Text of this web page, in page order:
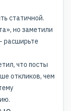
статичной.
но заметили
расширьте
что посты
откликов, чем